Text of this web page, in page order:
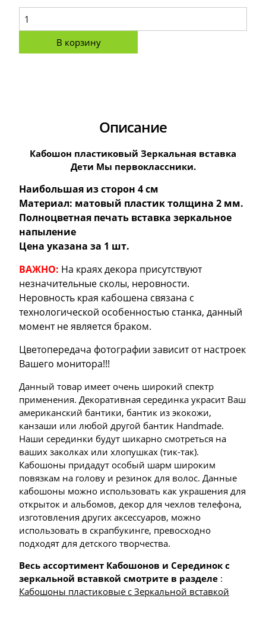
В корзину
Описание
Кабошон пластиковый Зеркальная вставка
Дети Мы первоклассники.
Наибольшая из сторон 4 см
Материал: матовый пластик толщина 2 мм.
Полноцветная печать вставка зеркальное
напыление
Цена указана за 1 шт.
ВАЖНО: На краях декора присутствуют
незначительные сколы, неровности.
Неровность края кабошена связана с
технологической особенностью станка, данный
момент не является браком.
Цветопередача фотографии зависит от настроек
Вашего монитора!!!
Данный товар имеет очень широкий спектр
применения. Декоративная серединка украсит Ваш
американский бантики, бантик из экокожи,
канзаши или любой другой бантик Handmade.
Наши серединки будут шикарно смотреться на
ваших заколках или хлопушках (тик-так).
Кабошоны придадут особый шарм широким
повязкам на голову и резинок для волос. Данные
кабошоны можно использовать как украшения для
открыток и альбомов, декор для чехлов телефона,
изготовления других аксессуаров, можно
использовать в скрапбукинге, превосходно
подходят для детского творчества.
Весь ассортимент Кабошонов и Серединок с
зеркальной вставкой смотрите в разделе :
Кабошоны пластиковые с Зеркальной вставкой